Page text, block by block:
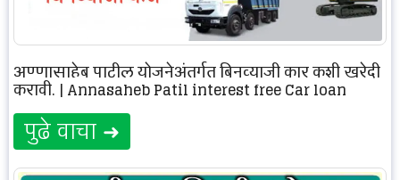
अण्णासाहेब पाटील योजनेअंतर्गत बिनव्याजी कार कशी खरेदी
करावी. | Annasaheb Patil interest free Car loan
पुढे वाचा ➜